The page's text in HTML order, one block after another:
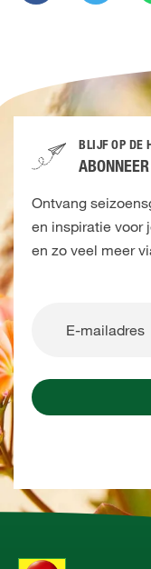
BLIJF OP DE
Ontvang
en inspiratie voor
en zo veel meer